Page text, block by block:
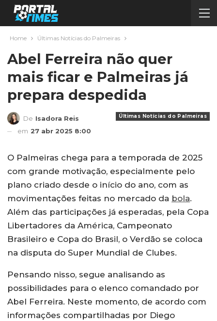
Home Últimas Notícias do Palmeiras
Abel Ferreira não quer
mais ficar e Palmeiras já
prepara despedida
Últimas Notícias do Palmeiras
De Isadora Reis
em 27 abr 2025 8:00
O Palmeiras chega para a temporada de 2025
com grande motivação, especialmente pelo
plano criado desde o início do ano, com as
movimentações feitas no mercado da bola.
Além das participações já esperadas, pela Copa
Libertadores da América, Campeonato
Brasileiro e Copa do Brasil, o Verdão se coloca
na disputa do Super Mundial de Clubes.
Pensando nisso, segue analisando as
possibilidades para o elenco comandado por
Abel Ferreira. Neste momento, de acordo com
informações compartilhadas por Diego